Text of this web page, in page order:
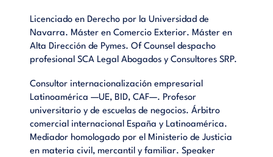
Licenciado en Derecho por la Universidad de
Navarra. Máster en Comercio Exterior. Máster en
Alta Dirección de Pymes. Of Counsel despacho
profesional SCA Legal Abogados y Consultores SRP.
Consultor internacionalización empresarial
Latinoamérica —UE, BID, CAF—. Profesor
universitario y de escuelas de negocios. Árbitro
comercial internacional España y Latinoamérica.
Mediador homologado por el Ministerio de Justicia
en materia civil, mercantil y familiar. Speaker